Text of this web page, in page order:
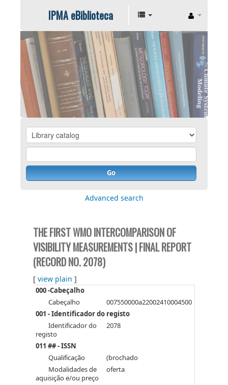
IPMA eBiblioteca
Go
Advanced search
THE FIRST WMO INTERCOMPARISON OF
VISIBILITY MEASUREMENTS | FINAL REPORT
(RECORD NO. 2078)
[view plain ]
000 -Cabeçalho
Cabeçalho
007550000a22002410004500
001 - Identificador do registo
Identificador do
registo
2078
011 ## - ISSN
Qualificação
(brochado
Modalidades de
aquisição e/ou preço
oferta